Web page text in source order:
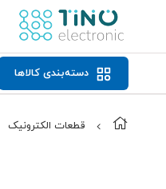
دسته‌بندی کالاها
قطعات الکترونیک